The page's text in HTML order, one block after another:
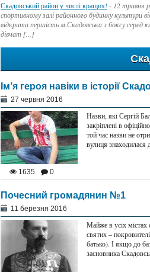
Скадовський район у числі кращих! - 12 травня
спортивному залі районного будинку культури
відкрита першість м.Скадовська з боксу серед
дівчат [...]
Ім’я героя навіки в історії
27 червня 2016
Назви, які Сергій
закріплені в
той час назви не
вулиця знаходилася
1635 0
Почесний громадянин №1
11 березня 2016
Майже в усіх містах
святих –
батько). І якщо до
засновника